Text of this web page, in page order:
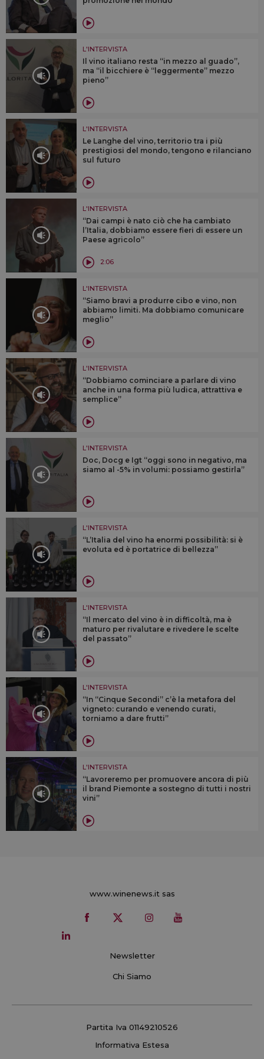
L'INTERVISTA
Il vino italiano resta “in mezzo al guado”,
ma “il bicchiere è “leggermente” mezzo
pieno”
L'INTERVISTA
Le Langhe del vino, territorio tra i più
prestigiosi del mondo, tengono e rilanciano
sul futuro
L'INTERVISTA
“Dai campi è nato ciò che ha cambiato
l’Italia, dobbiamo essere fieri di essere un
Paese agricolo”
2:06
L'INTERVISTA
“Siamo bravi a produrre cibo e vino, non
abbiamo limiti. Ma dobbiamo comunicare
meglio”
L'INTERVISTA
“Dobbiamo cominciare a parlare di vino
anche in una forma più ludica, attrattiva e
semplice”
L'INTERVISTA
Doc, Docg e Igt “oggi sono in negativo, ma
siamo al -5% in volumi: possiamo gestirla”
L'INTERVISTA
“L’Italia del vino ha enormi possibilità: si è
evoluta ed è portatrice di bellezza”
L'INTERVISTA
“Il mercato del vino è in difficoltà, ma è
maturo per rivalutare e rivedere le scelte
del passato”
L'INTERVISTA
“In “Cinque Secondi” c’è la metafora del
vigneto: curando e venendo curati,
torniamo a dare frutti”
L'INTERVISTA
“Lavoreremo per promuovere ancora di più
il brand Piemonte a sostegno di tutti i nostri
vini”
www.winenews.it sas
Newsletter
Chi Siamo
Partita Iva 01149210526
Informativa Estesa